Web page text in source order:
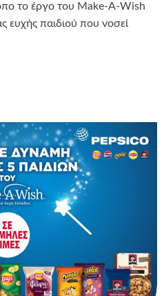
το έργο του Make-A-Wish
ευχής παιδιού που νοσεί